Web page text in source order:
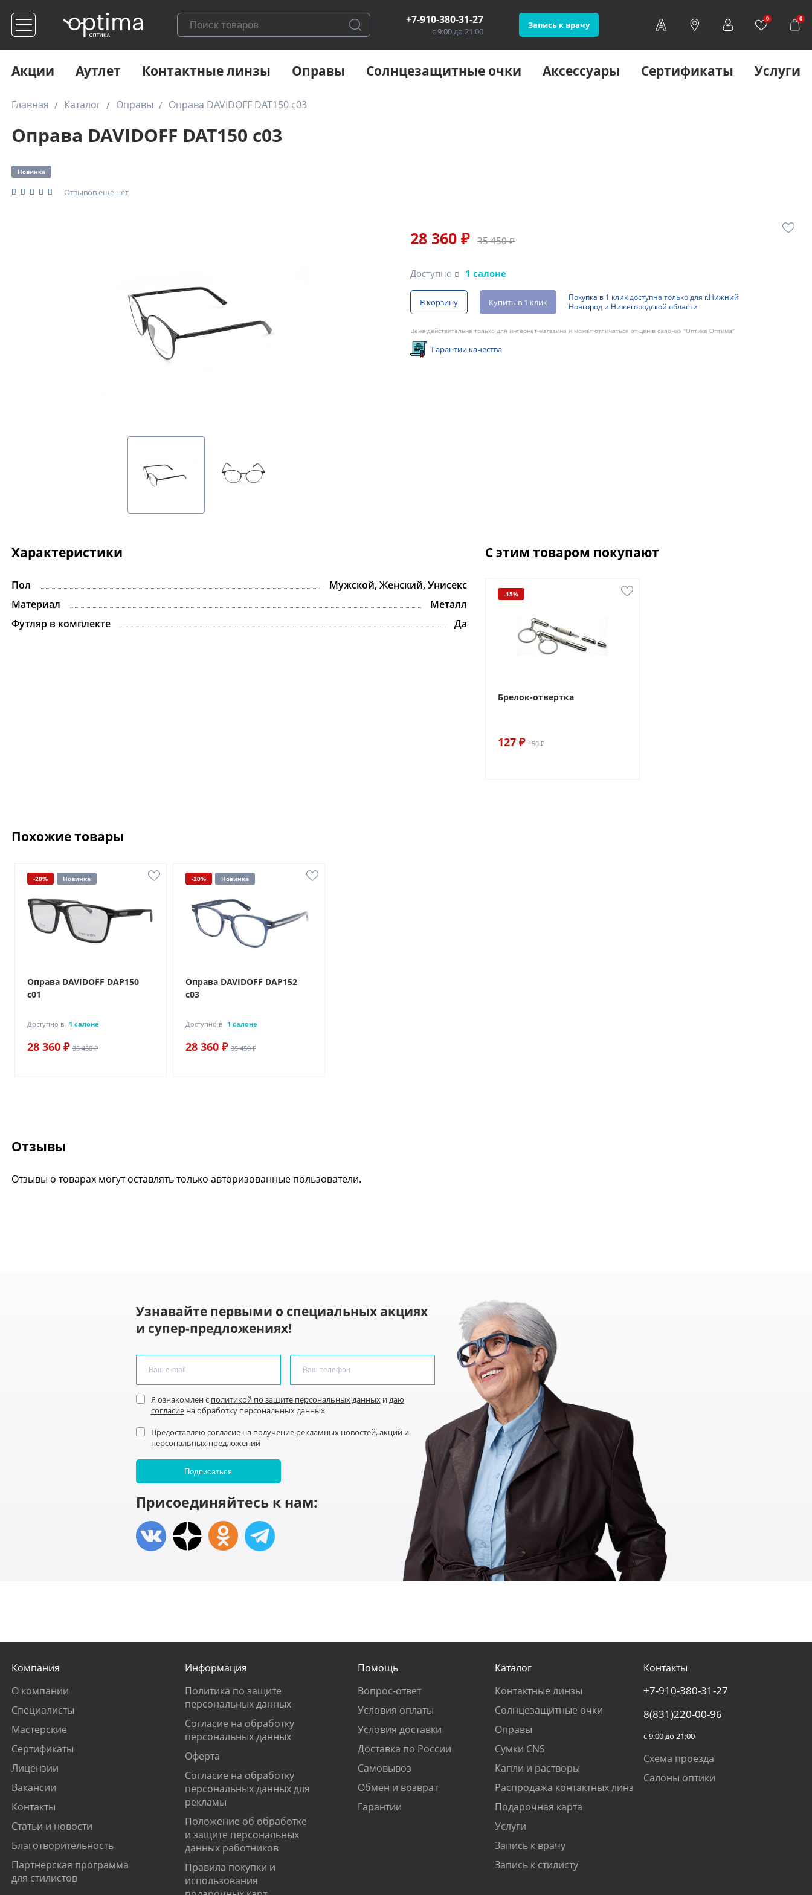
+7-910-380-31-27
с 9:00 до 21:00
Запись к врачу
0 0
Акции Аутлет Контактные линзы Оправы Солнцезащитные очки Аксессуары Сертификаты Услуги
Главная Каталог Оправы Оправа DAVIDOFF DAT150 c03
Оправа DAVIDOFF DAT150 c03
Новинка
Отзывов еще нет
28 360 ₽ 35 450 ₽
Доступно в 1 салоне
В корзину Купить в 1 клик
Покупка в 1 клик доступна только для г.Нижний
Новгород и Нижегородской области
Цена действительна только для интернет-магазина и может отличаться от цен в салонах "Оптика Оптима"
Гарантии качества
Характеристики
Пол
Мужской, Женский, Унисекс
Материал
Металл
Футляр в комплекте
Да
С этим товаром покупают
-15%
Брелок-отвертка
127 ₽ 150 ₽
Похожие товары
-20% Новинка
Оправа DAVIDOFF DAP150
c01
Доступно в 1 салоне
28 360 ₽ 35 450 ₽
-20% Новинка
Оправа DAVIDOFF DAP152
c03
Доступно в 1 салоне
28 360 ₽ 35 450 ₽
Отзывы
Отзывы о товарах могут оставлять только авторизованные пользователи.
Узнавайте первыми о специальных акциях
и супер-предложениях!
Я ознакомлен с политикой по защите персональных данныхи даю
согласиена обработку персональных данных
Предоставляю согласие на получение рекламных новостей, акций и
персональных предложений
Присоединяйтесь к нам:
Компания
О компании
Специалисты
Мастерские
Сертификаты
Лицензии
Вакансии
Контакты
Статьи и новости
Благотворительность
Партнерская программа
для стилистов
Информация
Политика по защите
персональных данных
Согласие на обработку
персональных данных
Оферта
Согласие на обработку
персональных данных для
рекламы
Положение об обработке
и защите персональных
данных работников
Правила покупки и
использования
Помощь
Вопрос-ответ
Условия оплаты
Условия доставки
Доставка по России
Самовывоз
Обмен и возврат
Гарантии
Каталог
Контактные линзы
Солнцезащитные очки
Оправы
Сумки CNS
Капли и растворы
Распродажа контактных линз
Подарочная карта
Услуги
Запись к врачу
Запись к стилисту
Контакты
+7-910-380-31-27
8(831)220-00-96
с 9:00 до 21:00
Схема проезда
Салоны оптики